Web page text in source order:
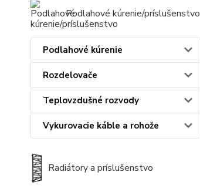
Podlahové kúrenie/príslušenstvo
Podlahové kúrenie
Rozdelovače
Teplovzdušné rozvody
Vykurovacie káble a rohože
Radiátory a príslušenstvo